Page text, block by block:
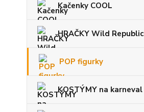
Kačenky COOL
HRAČKY Wild Republic
POP figurky
KOSTÝMY na karneval